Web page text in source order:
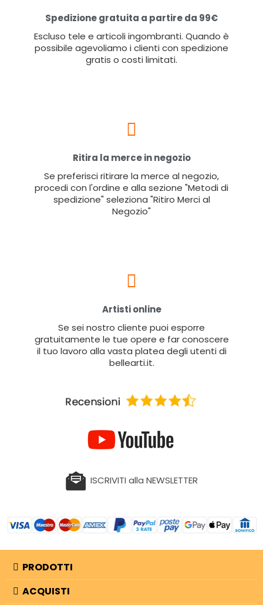
Spedizione gratuita a partire da 99€
Escluso tele e articoli ingombranti. Quando è
possibile agevoliamo i clienti con spedizione
gratis o costi limitati.
Ritira la merce in negozio
Se preferisci ritirare la merce al negozio,
procedi con l'ordine e alla sezione "Metodi di
spedizione" seleziona "Ritiro Merci al
Negozio"
Artisti online
Se sei nostro cliente puoi esporre
gratuitamente le tue opere e far conoscere
il tuo lavoro alla vasta platea degli utenti di
bellearti.it.
ISCRIVITI alla NEWSLETTER
PRODOTTI
ACQUISTI